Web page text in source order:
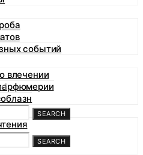
событий
влечении
SEARCH
SEARCH